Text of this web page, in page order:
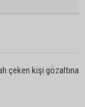
çeken kişi gözaltına